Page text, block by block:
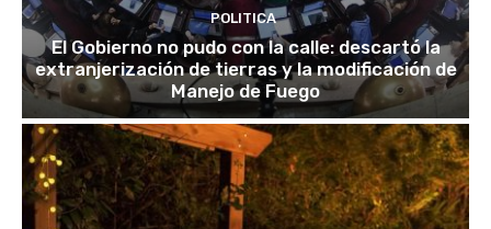
POLITICA
El Gobierno no pudo con la calle: descartó la
extranjerización de tierras y la modificación de
Manejo de Fuego